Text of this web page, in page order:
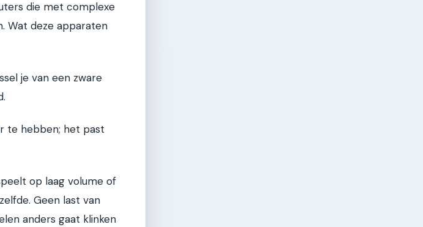
die met complexe
Wat deze apparaten
je van een zware
te hebben; het past
op laag volume of
Geen last van
anders gaat klinken